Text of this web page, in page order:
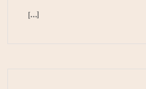
[…]